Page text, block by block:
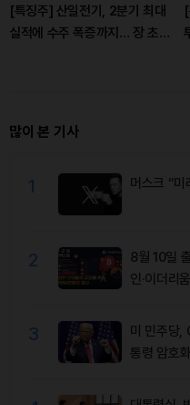
[특징주] 산일전기, 2분기 최대
실적에 수주 폭증까지… 장 초반
많이 본 기사
1 머스크 “미
2
8월 10일
인·이더리
3
미 민주당
통령 암호